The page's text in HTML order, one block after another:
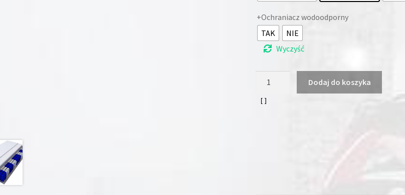
+Ochraniacz wodoodporny
TAK
NIE
Wyczyść
sprężynowy
Dodaj do koszyka